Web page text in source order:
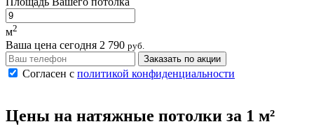
м2
Ваша цена сегодня 2 790 руб.
Заказать по акции
Согласен с политикой конфиденциальности
Цены на натяжные потолки за 1 м²